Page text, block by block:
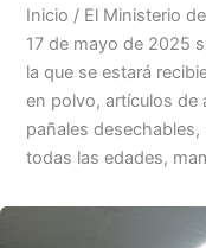
Inicio / El Ministerio
17 de mayo de 2025
la que se estará
en polvo, artículos de
pañales
todas las edades,